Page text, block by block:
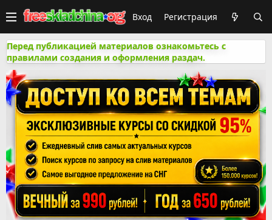
Вход Регистрация
Перед публикацией материалов ознакомьтесь с
правилами создания и оформления раздач.